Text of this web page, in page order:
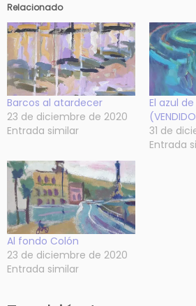
Relacionado
Barcos al atardecer
23 de diciembre de 2020
Entrada similar
El azul
31 de
Entrada
Al fondo Colón
23 de diciembre de 2020
Entrada similar